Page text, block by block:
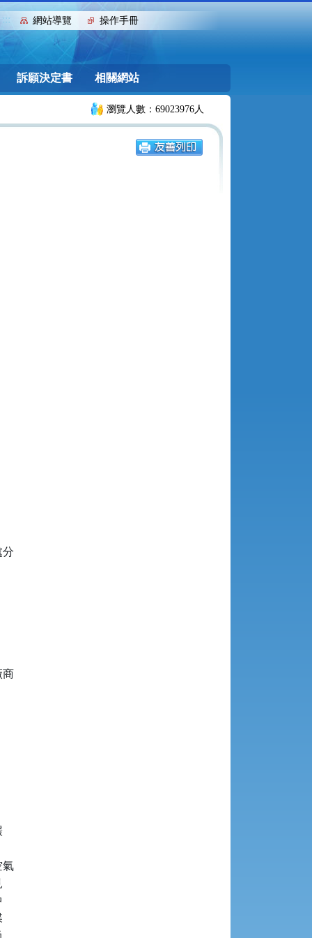
::: 網站導覽 操作手冊
訴願決定書 相關網站
瀏覽人數：69023976人
分
商
氣